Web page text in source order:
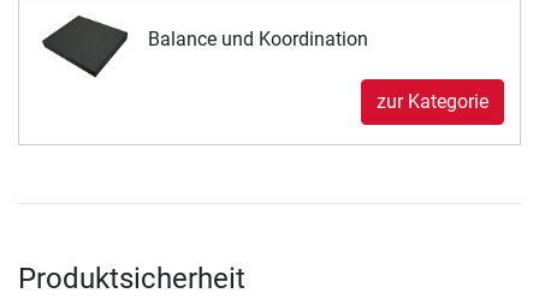
Balance und Koordination
zur Kategorie
Produktsicherheit